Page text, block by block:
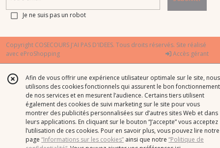
Je ne suis pas un robot
Copyright COSECOURS J'AI PAS D'IDEES. Tous droits réservés. Site réalisé
avec eProShopping Accès gérant
Afin de vous offrir une expérience utilisateur optimale sur le site, nous
utilisons des cookies fonctionnels qui assurent le bon fonctionnement
de nos services et en mesurent l’audience. Certains tiers utilisent
également des cookies de suivi marketing sur le site pour vous
montrer des publicités personnalisées sur d’autres sites Web et dans
leurs applications. En cliquant sur le bouton “J’accepte” vous acceptez
l’utilisation de ces cookies. Pour en savoir plus, vous pouvez lire notre
page “Informations sur les cookies” ainsi que notre “Politique de